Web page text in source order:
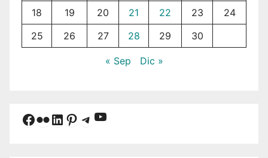
18
19 20 21 22 23
24
25
26 27 28 29 30
« Sep Dic »
Facebook
Flickr
LinkedIn
Pinterest
Telegram
YouTube